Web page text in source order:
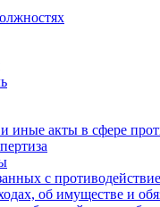
иные акты в сфере
с
об имуществе и